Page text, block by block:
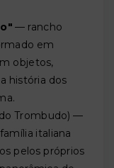
— rancho
em
objetos,
história dos
Trombudo) —
italiana
pelos próprios